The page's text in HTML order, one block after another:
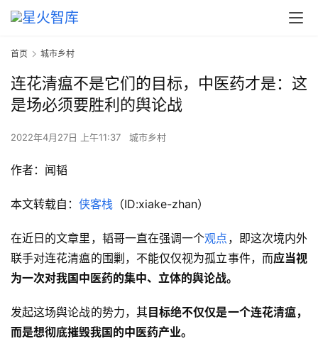
首页 城市乡村
连花清瘟不是它们的目标，中医药才是：这
是场必须要胜利的舆论战
2022年4月27日 上午11:37 城市乡村
作者：闻韬
本文转载自： 侠客栈 （ID:xiake-zhan）
在近日的文章里，韬哥一直在强调一个观点 ，即这次境内外
联手对连花清瘟的围剿，不能仅仅视为孤立事件，而应当视
为一次对我国中医药的集中、立体的舆论战。
发起这场舆论战的势力，其目标绝不仅仅是一个连花清瘟，
而是想彻底摧毁我国的中医药产业。